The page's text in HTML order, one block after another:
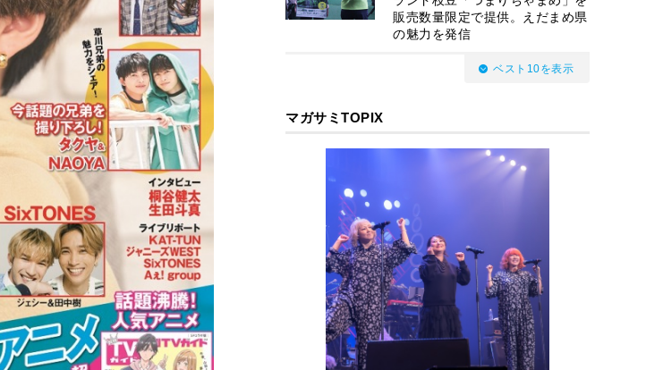
販売数量限定で提供。えだまめ県
の魅力を発信
ベスト10を表示
マガサミTOPIX